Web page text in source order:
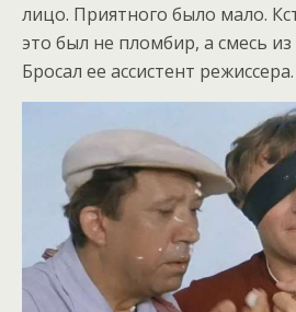
лицо. Приятного было мало.
это был не пломбир, а смесь
Бросал ее ассистент режиссера.